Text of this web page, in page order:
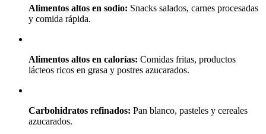
Alimentos altos en sodio: Snacks salados, carnes procesadas
y comida rápida.
Alimentos altos en calorías: Comidas fritas, productos
lácteos ricos en grasa y postres azucarados.
Carbohidratos refinados: Pan blanco, pasteles y cereales
azucarados.